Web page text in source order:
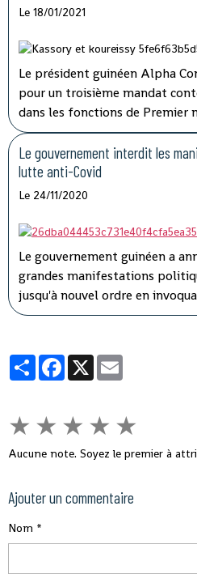
Le 18/01/2021
Le président guinéen Alpha
pour un troisième mandat
dans les fonctions de Premier
Fofana qui avait auparavant
son gouvernement.
Le gouvernement interdit les
lutte anti-Covid
Le 24/11/2020
Le gouvernement guinéen a
grandes manifestations
jusqu'à nouvel ordre en
l'opposition a dénoncé une
Alpha Condé.
PartagerFacebook
X
★ ★ ★ ★ ★
Aucune note. Soyez le premier à
Ajouter un commentaire
Nom